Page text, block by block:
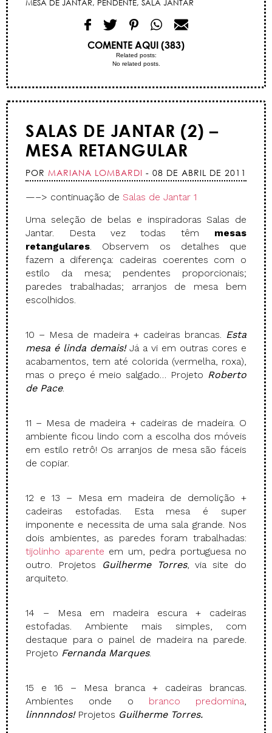
MESA DE JANTAR, PENDENTE, SALA JANTAR
COMENTE AQUI (383)
Related posts:
No related posts.
SALAS DE JANTAR (2) –
MESA RETANGULAR
POR MARIANA LOMBARDI - 08 DE ABRIL DE 2011
—–> continuação de Salas de Jantar 1
Uma seleção de belas e inspiradoras Salas de
Jantar. Desta vez todas têm mesas
retangulares. Observem os detalhes que
fazem a diferença: cadeiras coerentes com o
estilo da mesa; pendentes proporcionais;
paredes trabalhadas; arranjos de mesa bem
escolhidos.
10 – Mesa de madeira + cadeiras brancas. Esta
mesa é linda demais!Já a vi em outras cores e
acabamentos, tem até colorida (vermelha, roxa),
mas o preço é meio salgado… Projeto Roberto
de Pace.
11 – Mesa de madeira + cadeiras de madeira. O
ambiente ficou lindo com a escolha dos móveis
em estilo retrô! Os arranjos de mesa são fáceis
de copiar.
12 e 13 – Mesa em madeira de demolição +
cadeiras estofadas. Esta mesa é super
imponente e necessita de uma sala grande. Nos
dois ambientes, as paredes foram trabalhadas:
tijolinho aparente em um, pedra portuguesa no
outro. Projetos
Guilherme Torres, via site do
arquiteto.
14 – Mesa em madeira escura + cadeiras
estofadas. Ambiente mais simples, com
destaque para o painel de madeira na parede.
Projeto Fernanda Marques.
15 e 16 – Mesa branca + cadeiras brancas.
Ambientes onde o branco predomina,
linnnndos! Projetos Guilherme Torres.